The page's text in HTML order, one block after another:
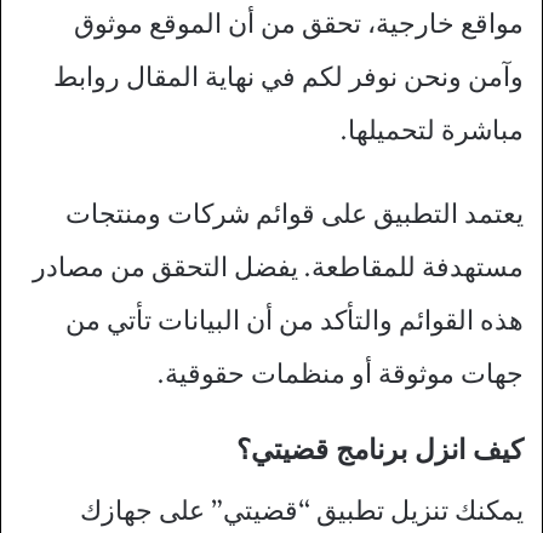
مواقع خارجية، تحقق من أن الموقع موثوق
وآمن ونحن نوفر لكم في نهاية المقال روابط
مباشرة لتحميلها.
يعتمد التطبيق على قوائم شركات ومنتجات
مستهدفة للمقاطعة. يفضل التحقق من مصادر
هذه القوائم والتأكد من أن البيانات تأتي من
جهات موثوقة أو منظمات حقوقية.
كيف انزل برنامج قضيتي؟
يمكنك تنزيل تطبيق “قضيتي” على جهازك